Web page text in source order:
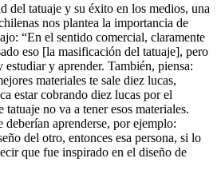
del tatuaje y su éxito en los medios, una
nos plantea la importancia de
“En el sentido comercial, claramente
eso [la masificación del tatuaje], pero
y aprender. También, piensa:
materiales te sale diez lucas,
estar cobrando diez lucas por el
tatuaje no va a tener esos materiales.
deberían aprenderse, por ejemplo:
del otro, entonces esa persona, si lo
que fue inspirado en el diseño de